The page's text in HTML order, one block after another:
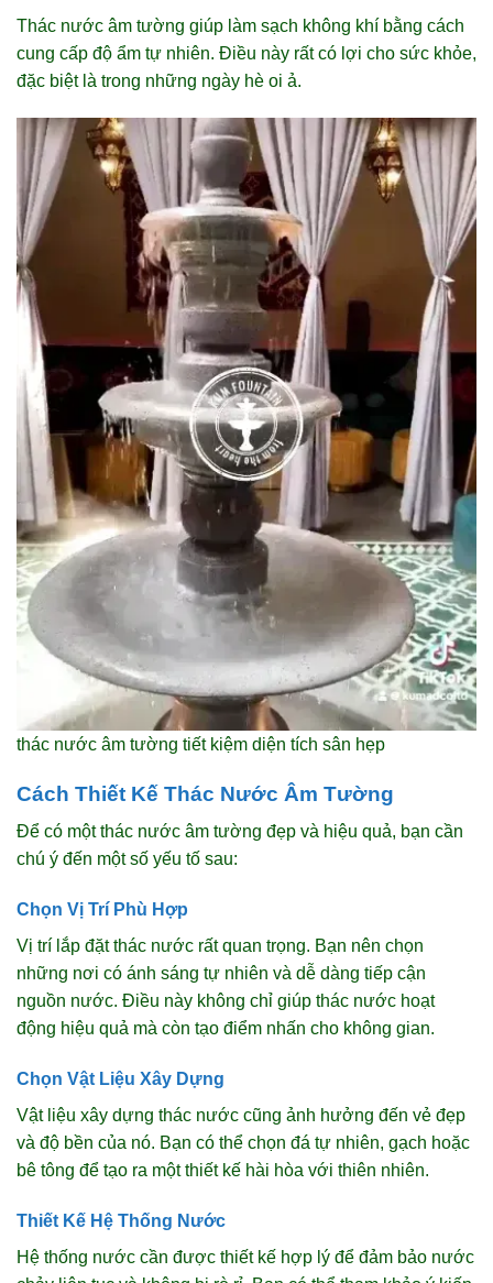
Thác nước âm tường giúp làm sạch không khí bằng cách
cung cấp độ ẩm tự nhiên. Điều này rất có lợi cho sức khỏe,
đặc biệt là trong những ngày hè oi ả.
thác nước âm tường tiết kiệm diện tích sân hẹp
Cách Thiết Kế Thác Nước Âm Tường
Để có một thác nước âm tường đẹp và hiệu quả, bạn cần
chú ý đến một số yếu tố sau:
Chọn Vị Trí Phù Hợp
Vị trí lắp đặt thác nước rất quan trọng. Bạn nên chọn
những nơi có ánh sáng tự nhiên và dễ dàng tiếp cận
nguồn nước. Điều này không chỉ giúp thác nước hoạt
động hiệu quả mà còn tạo điểm nhấn cho không gian.
Chọn Vật Liệu Xây Dựng
Vật liệu xây dựng thác nước cũng ảnh hưởng đến vẻ đẹp
và độ bền của nó. Bạn có thể chọn đá tự nhiên, gạch hoặc
bê tông để tạo ra một thiết kế hài hòa với thiên nhiên.
Thiết Kế Hệ Thống Nước
Hệ thống nước cần được thiết kế hợp lý để đảm bảo nước